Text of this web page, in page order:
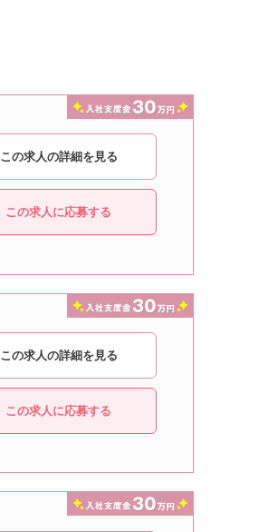
この求人の詳細を見る
この求人に応募する
この求人の詳細を見る
この求人に応募する